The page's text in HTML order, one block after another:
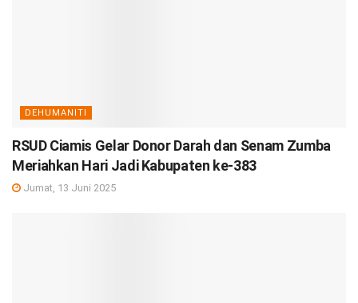
DEHUMANITI
RSUD Ciamis Gelar Donor Darah dan Senam Zumba
Meriahkan Hari Jadi Kabupaten ke-383
Jumat, 13 Juni 2025